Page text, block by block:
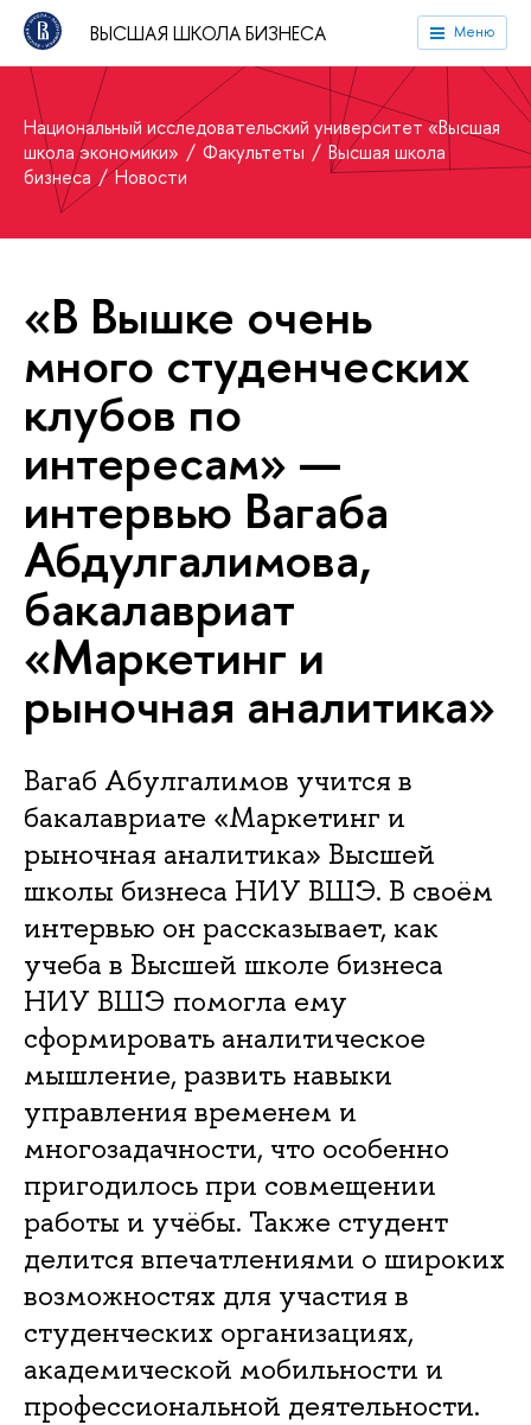
ВЫСШАЯ ШКОЛА БИЗНЕСА Меню
Национальный исследовательский университет «Высшая
школа экономики»
Факультеты
Высшая школа
бизнеса
Новости
«В Вышке очень
много студенческих
клубов по
интересам» —
интервью Вагаба
Абдулгалимова,
бакалавриат
«Маркетинг и
рыночная аналитика»
Вагаб Абулгалимов учится в
бакалавриате «Маркетинг и
рыночная аналитика» Высшей
школы бизнеса НИУ ВШЭ. В своём
интервью он рассказывает, как
учеба в Высшей школе бизнеса
НИУ ВШЭ помогла ему
сформировать аналитическое
мышление, развить навыки
управления временем и
многозадачности, что особенно
пригодилось при совмещении
работы и учёбы. Также студент
делится впечатлениями о широких
возможностях для участия в
студенческих организациях,
академической мобильности и
профессиональной деятельности.